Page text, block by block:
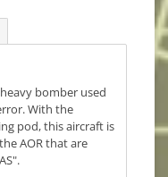
bomber used
With the
pod, this aircraft is
AOR that are